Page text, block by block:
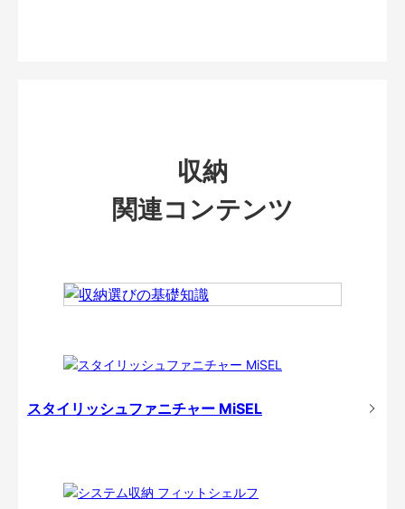
収納
関連コンテンツ
スタイリッシュファニチャー MiSEL